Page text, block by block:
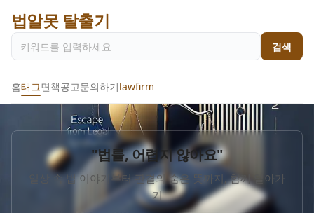
법알못 탈출기
검색
홈태그면책공고문의하기lawfirm
"법률, 어렵지 않아요"
일상 속 법 이야기부터 판결의 숨은 뜻까지, 함께 알아가
기